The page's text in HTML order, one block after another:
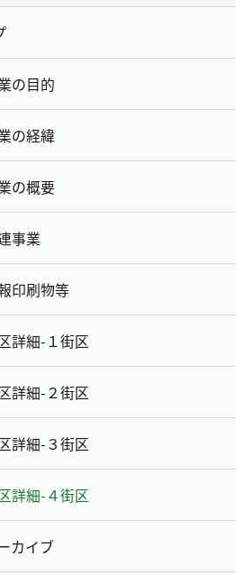
の目的
の経緯
の概要
事業
印刷物等
詳細-１街区
詳細-２街区
詳細-３街区
詳細-４街区
カイブ